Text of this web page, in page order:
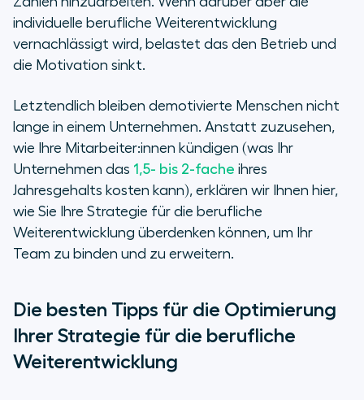
individuelle berufliche Weiterentwicklung
vernachlässigt wird, belastet das den Betrieb und
die Motivation sinkt.
Letztendlich bleiben demotivierte Menschen nicht
lange in einem Unternehmen. Anstatt zuzusehen,
wie Ihre Mitarbeiter:innen kündigen (was Ihr
Unternehmen das 1,5- bis 2-fache ihres
Jahresgehalts kosten kann), erklären wir Ihnen hier,
wie Sie Ihre Strategie für die berufliche
Weiterentwicklung überdenken können, um Ihr
Team zu binden und zu erweitern.
Die besten Tipps für die Optimierung
Ihrer Strategie für die berufliche
Weiterentwicklung